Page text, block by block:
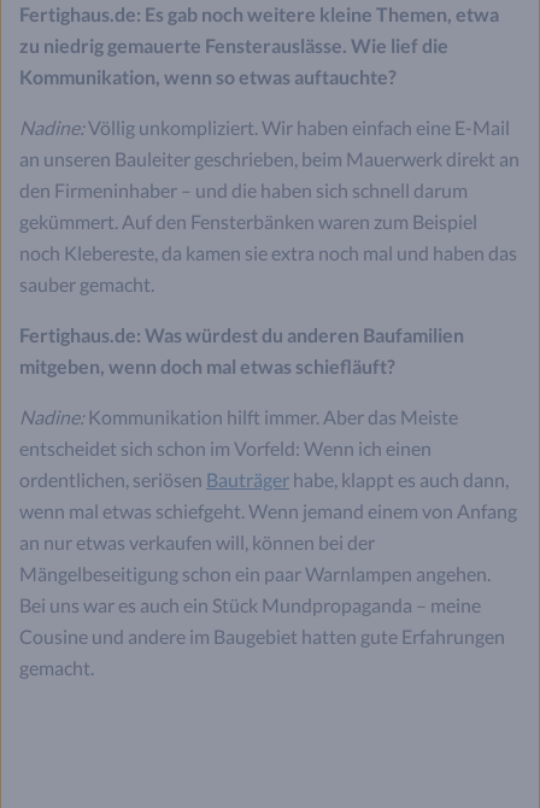
Fertighaus.de: Es gab noch weitere kleine Themen, etwa
zu niedrig gemauerte Fensterauslässe. Wie lief die
Kommunikation, wenn so etwas auftauchte?
Nadine:Völlig unkompliziert. Wir haben einfach eine E-Mail
an unseren Bauleiter geschrieben, beim Mauerwerk direkt an
den Firmeninhaber – und die haben sich schnell darum
gekümmert. Auf den Fensterbänken waren zum Beispiel
noch Klebereste, da kamen sie extra noch mal und haben das
sauber gemacht.
Fertighaus.de: Was würdest du anderen Baufamilien
mitgeben, wenn doch mal etwas schiefläuft?
Nadine:Kommunikation hilft immer. Aber das Meiste
entscheidet sich schon im Vorfeld: Wenn ich einen
ordentlichen, seriösen Bauträger habe, klappt es auch dann,
wenn mal etwas schiefgeht. Wenn jemand einem von Anfang
an nur etwas verkaufen will, können bei der
Mängelbeseitigung schon ein paar Warnlampen angehen.
Bei uns war es auch ein Stück Mundpropaganda – meine
Cousine und andere im Baugebiet hatten gute Erfahrungen
gemacht.